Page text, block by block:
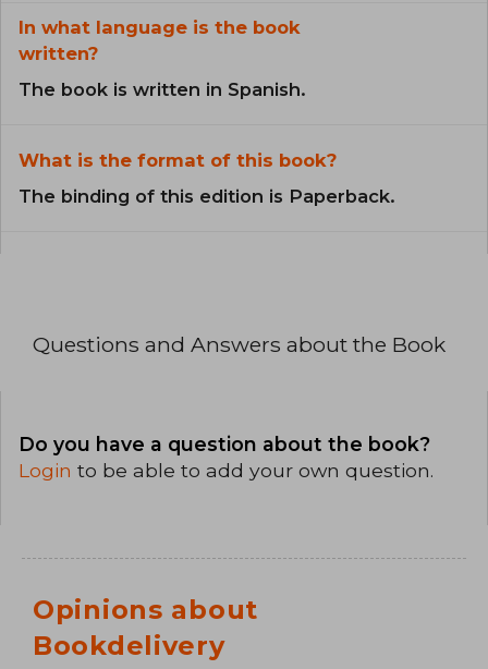
In what language is the book
written?
The book is written in Spanish.
What is the format of this book?
The binding of this edition is Paperback.
Questions and Answers about the Book
Do you have a question about the book?
Login to be able to add your own question.
Opinions about
Bookdelivery